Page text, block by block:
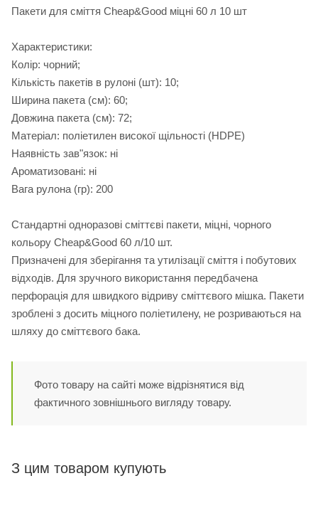
Пакети для сміття Cheap&Good міцні 60 л 10 шт
Характеристики:
Колір: чорний;
Кількість пакетів в рулоні (шт): 10;
Ширина пакета (см): 60;
Довжина пакета (см): 72;
Матеріал: поліетилен високої щільності (HDPE)
Наявність зав"язок: ні
Ароматизовані: ні
Вага рулона (гр): 200
Стандартні одноразові сміттєві пакети, міцні, чорного
кольору Cheap&Good 60 л/10 шт.
Призначені для зберігання та утилізації сміття і побутових
відходів. Для зручного використання передбачена
перфорація для швидкого відриву сміттєвого мішка. Пакети
зроблені з досить міцного поліетилену, не розриваються на
шляху до сміттєвого бака.
Фото товару на сайті може відрізнятися від
фактичного зовнішнього вигляду товару.
З цим товаром купують